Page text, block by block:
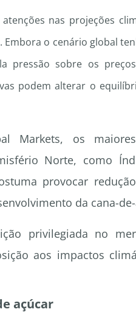
nas projeções
o cenário global
pressão sobre os
podem alterar o
Markets, os
Norte, como
provocar
da cana-
privilegiada no
aos impactos
açúcar